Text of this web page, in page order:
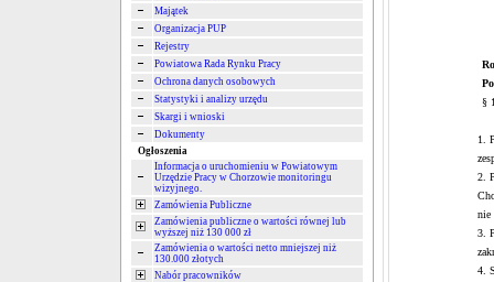
Majątek
Organizacja PUP
Rejestry
Powiatowa Rada Rynku Pracy
Ochrona danych osobowych
Statystyki i analizy urzędu
Skargi i wnioski
Dokumenty
Ogłoszenia
Informacja o uruchomieniu w Powiatowym
Urzędzie Pracy w Chorzowie monitoringu
wizyjnego.
Zamówienia Publiczne
Zamówienia publiczne o wartości równej lub
wyższej niż 130 000 zł
Zamówienia o wartości netto mniejszej niż
130.000 złotych
Nabór pracowników
§
1.
2.
nie
3.
4.